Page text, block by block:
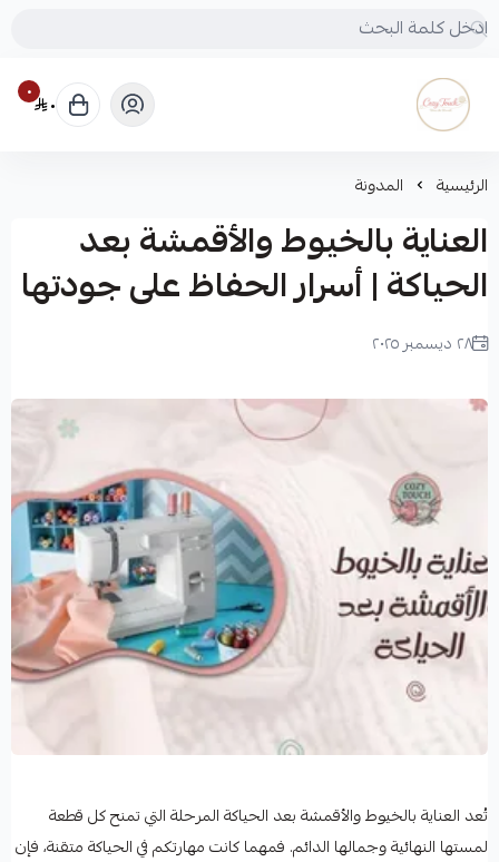
Cozy touch
٠ ٠
الرئيسية المدونة
العناية بالخيوط والأقمشة بعد
الحياكة | أسرار الحفاظ على جودتها
٢٨ ديسمبر ٢٠٢٥
تُعد العناية بالخيوط والأقمشة بعد الحياكة المرحلة التي تمنح كل قطعة
لمستها النهائية وجمالها الدائم. فمهما كانت مهارتكم في الحياكة متقنة، فإن